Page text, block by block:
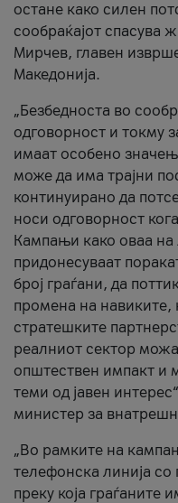
остане како силен
сообраќајот спасува
Мирчев, главен
Македонија.
„Безбедноста во
одговорност и токму
имаат особено
може да има трајни
континуирано да
носи одговорност
Кампањи како оваа на
придонесуваат
број граѓани, да
промена на навиките,
стратешките
реалниот сектор
општествен импакт и
теми од јавен
министер за
„Во рамките на
телефонска линија со
преку која граѓаните